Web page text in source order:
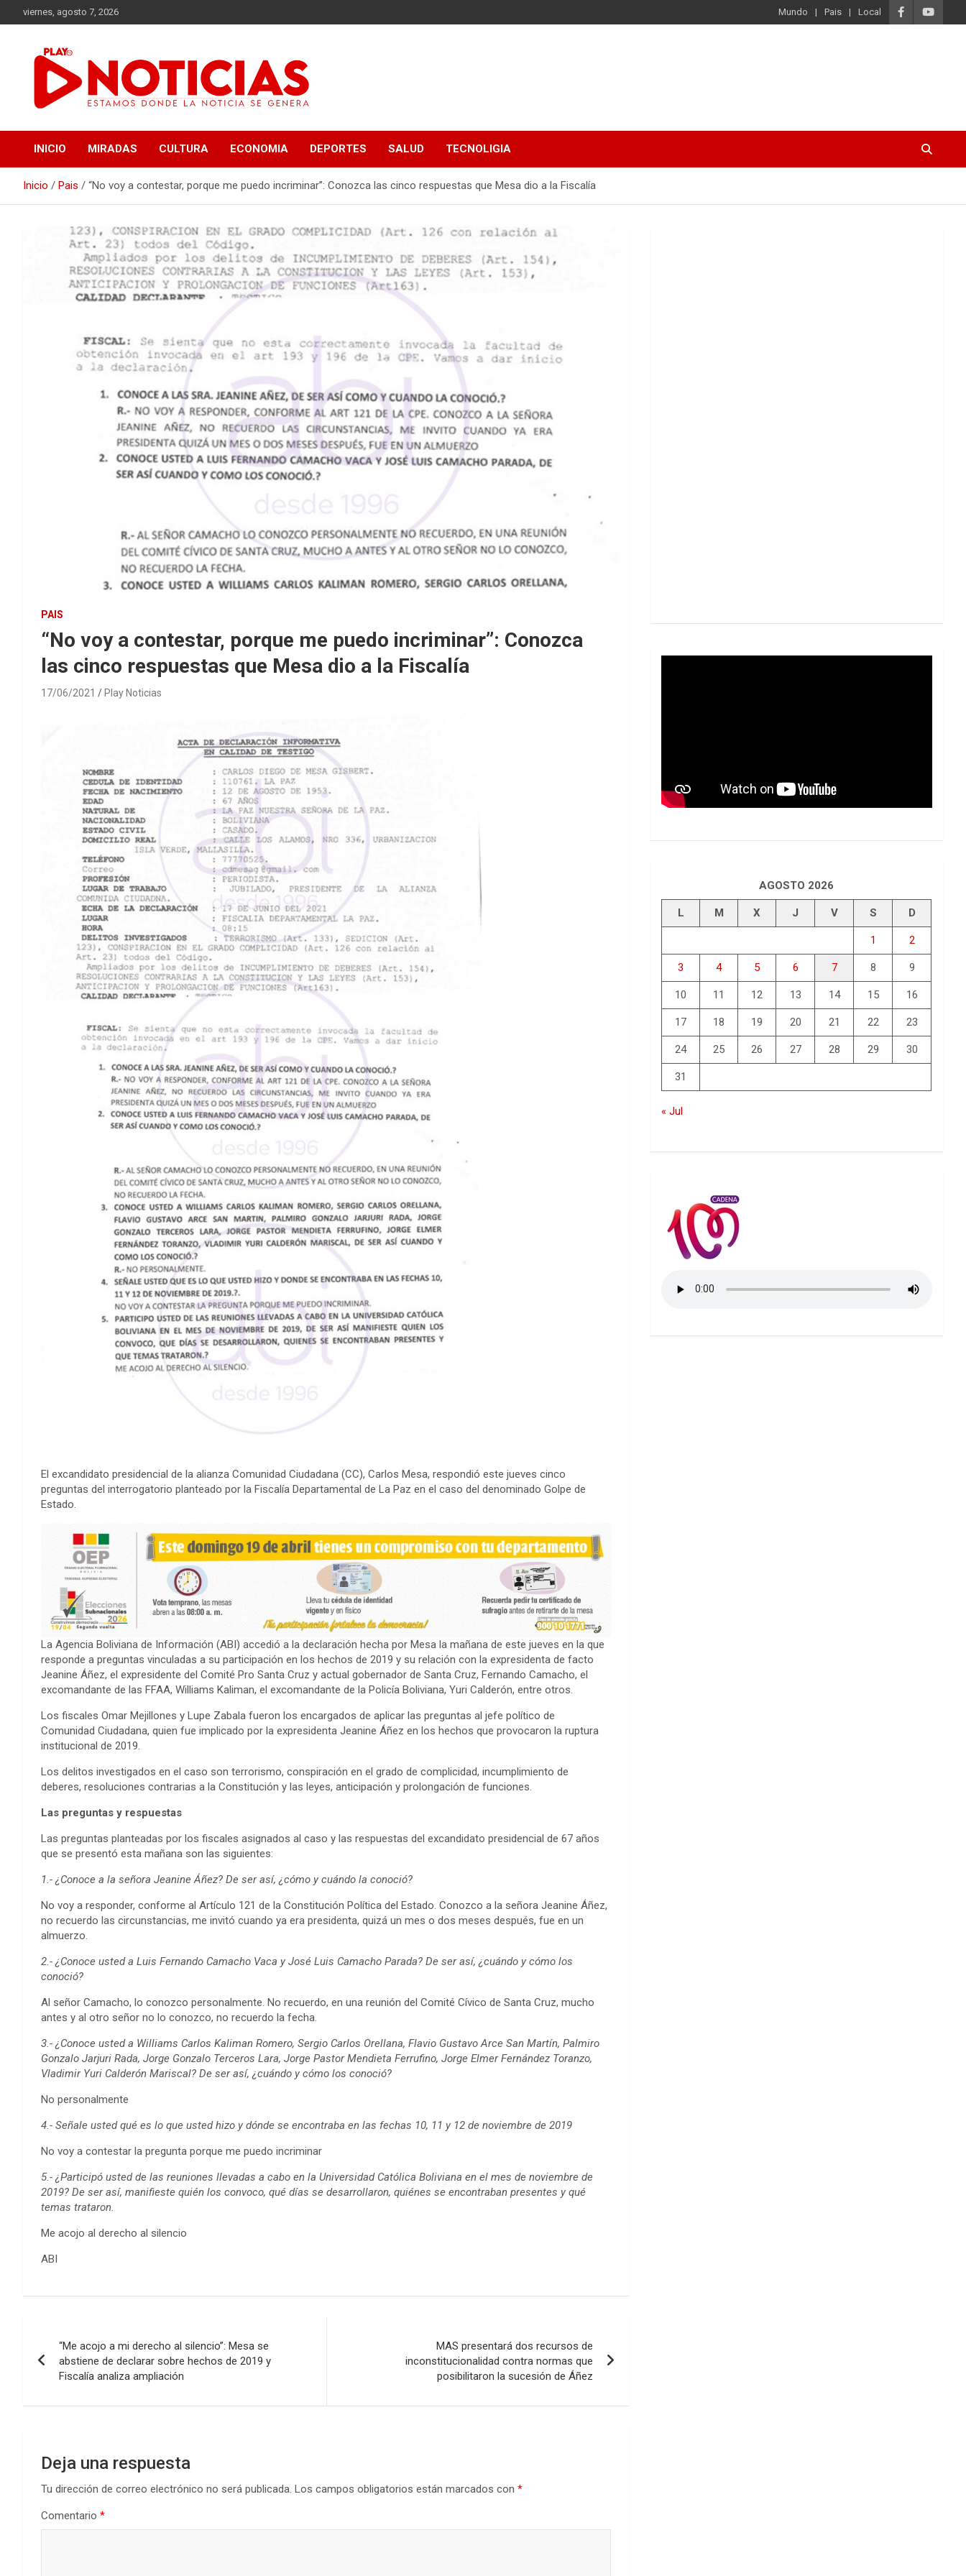
al
viernes, agosto 7, 2026 Mundo Pais Local
Play Noticias
INICIO MIRADAS CULTURA ECONOMIA DEPORTES SALUD TECNOLIGIA
Inicio Pais “No voy a contestar, porque me puedo incriminar”: Conozca las cinco respuestas que Mesa dio a la Fiscalía
PAIS
“No voy a contestar, porque me puedo incriminar”: Conozca
las cinco respuestas que Mesa dio a la Fiscalía
17/06/2021 Play Noticias
El excandidato presidencial de la alianza Comunidad Ciudadana (CC), Carlos Mesa, respondió este jueves cinco
preguntas del interrogatorio planteado por la Fiscalía Departamental de La Paz en el caso del denominado Golpe de
Estado.
La Agencia Boliviana de Información (ABI) accedió a la declaración hecha por Mesa la mañana de este jueves en la que
responde a preguntas vinculadas a su participación en los hechos de 2019 y su relación con la expresidenta de facto
Jeanine Áñez, el expresidente del Comité Pro Santa Cruz y actual gobernador de Santa Cruz, Fernando Camacho, el
excomandante de las FFAA, Williams Kaliman, el excomandante de la Policía Boliviana, Yuri Calderón, entre otros.
Los fiscales Omar Mejillones y Lupe Zabala fueron los encargados de aplicar las preguntas al jefe político de
Comunidad Ciudadana, quien fue implicado por la expresidenta Jeanine Áñez en los hechos que provocaron la ruptura
institucional de 2019.
Los delitos investigados en el caso son terrorismo, conspiración en el grado de complicidad, incumplimiento de
deberes, resoluciones contrarias a la Constitución y las leyes, anticipación y prolongación de funciones.
Las preguntas y respuestas
Las preguntas planteadas por los fiscales asignados al caso y las respuestas del excandidato presidencial de 67 años
que se presentó esta mañana son las siguientes:
1.- ¿Conoce a la señora Jeanine Áñez? De ser así, ¿cómo y cuándo la conoció?
No voy a responder, conforme al Artículo 121 de la Constitución Política del Estado. Conozco a la señora Jeanine Áñez,
no recuerdo las circunstancias, me invitó cuando ya era presidenta, quizá un mes o dos meses después, fue en un
almuerzo.
2.- ¿Conoce usted a Luis Fernando Camacho Vaca y José Luis Camacho Parada? De ser así, ¿cuándo y cómo los
conoció?
Al señor Camacho, lo conozco personalmente. No recuerdo, en una reunión del Comité Cívico de Santa Cruz, mucho
antes y al otro señor no lo conozco, no recuerdo la fecha.
3.- ¿Conoce usted a Williams Carlos Kaliman Romero, Sergio Carlos Orellana, Flavio Gustavo Arce San Martín, Palmiro
Gonzalo Jarjuri Rada, Jorge Gonzalo Terceros Lara, Jorge Pastor Mendieta Ferrufino, Jorge Elmer Fernández Toranzo,
Vladimir Yuri Calderón Mariscal? De ser así, ¿cuándo y cómo los conoció?
No personalmente
4.- Señale usted qué es lo que usted hizo y dónde se encontraba en las fechas 10, 11 y 12 de noviembre de 2019
No voy a contestar la pregunta porque me puedo incriminar
5.- ¿Participó usted de las reuniones llevadas a cabo en la Universidad Católica Boliviana en el mes de noviembre de
2019? De ser así, manifieste quién los convoco, qué días se desarrollaron, quiénes se encontraban presentes y qué
temas trataron.
Me acojo al derecho al silencio
ABI
de
“Me acojo a mi derecho al silencio”: Mesa se
abstiene de declarar sobre hechos de 2019 y
Fiscalía analiza ampliación
MAS presentará dos recursos de
inconstitucionalidad contra normas que
posibilitaron la sucesión de Áñez
Deja una respuesta
Tu dirección de correo electrónico no será publicada. Los campos obligatorios están marcados con *
Comentario *
AGOSTO 2026
L M X J V S D
1 2
3 4 5 6 7 8 9
10 11 12 13 14 15 16
17 18 19 20 21 22 23
24 25 26 27 28 29 30
31
« Jul